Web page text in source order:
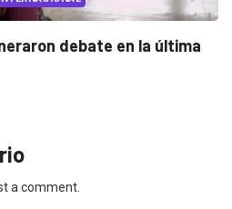
icónico spot «Whassup»
a comment.